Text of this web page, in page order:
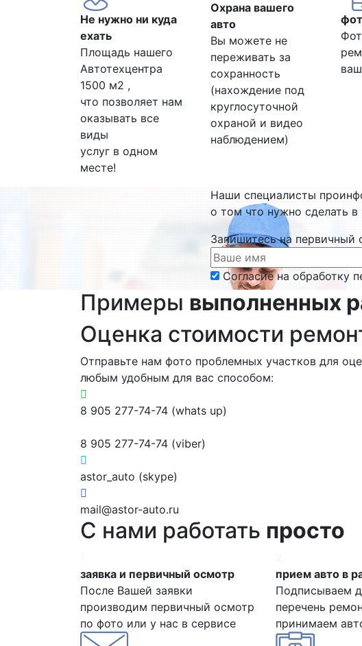
Не нужно ни куда
ехать
Площадь нашего
Автотехцентра
1500 м2 ,
что позволяет нам
оказывать все
виды
услуг в одном
месте!
Охрана вашего
авто
Вы можете не
переживать за
сохранность
(нахождение под
круглосуточной
охраной и видео
наблюдением)
Наши специалисты
о том что нужно сделать
Запишитесь на первичный
Согласие на обработку
Примеры выполненных
Оценка стоимости
Отправьте нам фото проблемных участков для
любым удобным для вас способом:
8 905 277-74-74 (whats up)
8 905 277-74-74 (viber)
astor_auto (skype)
mail@astor-auto.ru
С нами работать просто
заявка и первичный осмотр
После Вашей заявки
производим первичный осмотр
по фото или у нас в сервисе
прием авто в
Подписываем
перечень
принимаем